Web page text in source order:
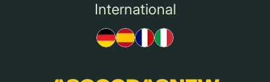
International